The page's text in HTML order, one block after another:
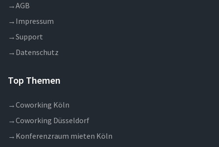
→AGB
→ Impressum
→Support
→ Datenschutz
Top Themen
→Coworking Köln
→Coworking Düsseldorf
→ Konferenzraum mieten Köln